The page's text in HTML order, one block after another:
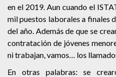
en el 2019. Aun cuando el
mil puestos laborales a finales
del año. Además de que se
contratación de jóvenes
ni trabajan, vamos… los
En otras palabras: se